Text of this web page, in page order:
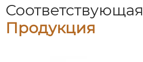
Соответствующая
Продукция